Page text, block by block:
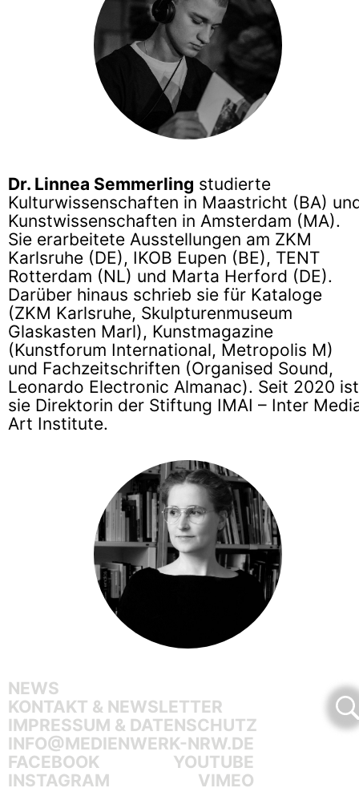
Dr. Linnea Semmerling studierte
Kulturwissenschaften in Maastricht (BA)
Kunstwissenschaften in Amsterdam (MA).
Sie erarbeitete Ausstellungen am ZKM
Karlsruhe (DE), IKOB Eupen (BE), TENT
Rotterdam (NL) und Marta Herford (DE).
Darüber hinaus schrieb sie für Kataloge
(ZKM Karlsruhe, Skulpturenmuseum
Glaskasten Marl), Kunstmagazine
(Kunstforum International, Metropolis M)
und Fachzeitschriften (Organised Sound,
Leonardo Electronic Almanac). Seit 2020 ist
sie Direktorin der Stiftung IMAI – Inter
Art Institute.
NEWS
KONTAKT & NEWSLETTER
IMPRESSUM & DATENSCHUTZ
INFO@MEDIENWERK-NRW.DE
FACEBOOK
YOUTUBE
INSTAGRAM
VIMEO